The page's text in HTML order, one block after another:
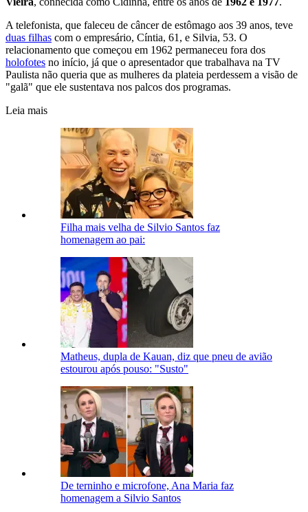
A telefonista, que faleceu de câncer de estômago aos 39 anos, teve
duas filhas com o empresário, Cíntia, 61, e Silvia, 53. O
relacionamento que começou em 1962 permaneceu fora dos
holofotes no início, já que o apresentador que trabalhava na TV
Paulista não queria que as mulheres da plateia perdessem a visão de
"galã" que ele sustentava nos palcos dos programas.
Leia mais
Filha mais velha de Silvio Santos faz
homenagem ao pai:
Matheus, dupla de Kauan, diz que pneu de avião
estourou após pouso: "Susto"
De terninho e microfone, Ana Maria faz
homenagem a Silvio Santos